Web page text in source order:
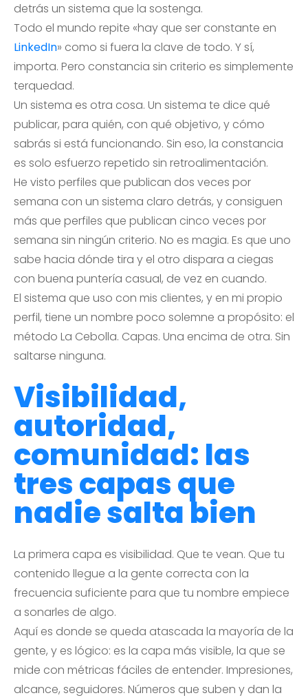
detrás un sistema que la sostenga.
Todo el mundo repite «hay que ser constante en
LinkedIn» como si fuera la clave de todo. Y sí,
importa. Pero constancia sin criterio es simplemente
terquedad.
Un sistema es otra cosa. Un sistema te dice qué
publicar, para quién, con qué objetivo, y cómo
sabrás si está funcionando. Sin eso, la constancia
es solo esfuerzo repetido sin retroalimentación.
He visto perfiles que publican dos veces por
semana con un sistema claro detrás, y consiguen
más que perfiles que publican cinco veces por
semana sin ningún criterio. No es magia. Es que uno
sabe hacia dónde tira y el otro dispara a ciegas
con buena puntería casual, de vez en cuando.
El sistema que uso con mis clientes, y en mi propio
perfil, tiene un nombre poco solemne a propósito: el
método La Cebolla. Capas. Una encima de otra. Sin
saltarse ninguna.
Visibilidad,
autoridad,
comunidad: las
tres capas que
nadie salta bien
La primera capa es visibilidad. Que te vean. Que tu
contenido llegue a la gente correcta con la
frecuencia suficiente para que tu nombre empiece
a sonarles de algo.
Aquí es donde se queda atascada la mayoría de la
gente, y es lógico: es la capa más visible, la que se
mide con métricas fáciles de entender. Impresiones,
alcance, seguidores. Números que suben y dan la